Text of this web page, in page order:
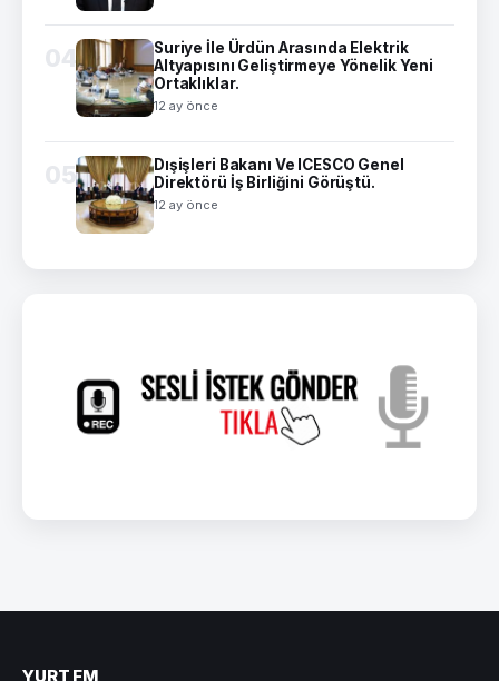
04
Suriye İle Ürdün Arasında Elektrik
Altyapısını Geliştirmeye Yönelik Yeni
Ortaklıklar.
12 ay önce
05
Dışişleri Bakanı Ve ICESCO Genel
Direktörü İş Birliğini Görüştü.
12 ay önce
YURT FM